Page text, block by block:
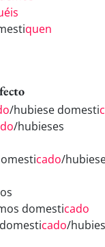
quen
/hubiese domesti
/hubieses
cado/
domesticado
cado/